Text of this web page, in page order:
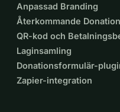
Anpassad Branding
Återkommande
QR-kod och
Laginsamling
Donationsformulär-
Zapier-integration